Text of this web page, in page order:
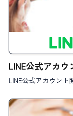
LINE公式アカウ
LINE公式アカウント